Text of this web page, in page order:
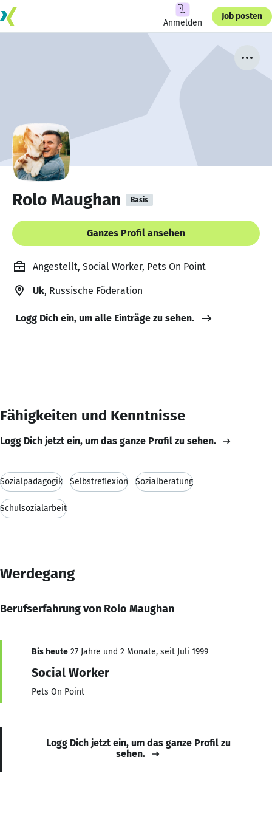
Anmelden
Job posten
Rolo Maughan Basis
Ganzes Profil ansehen
Angestellt, Social Worker, Pets On Point
Uk, Russische Föderation
Logg Dich ein, um alle Einträge zu sehen.
Fähigkeiten und Kenntnisse
Logg Dich jetzt ein, um das ganze Profil zu sehen.
Sozialpädagogik Selbstreflexion Sozialberatung
Schulsozialarbeit
Werdegang
Berufserfahrung von Rolo Maughan
Bis heute 27 Jahre und 2 Monate, seit Juli 1999
Social Worker
Pets On Point
Logg Dich jetzt ein, um das ganze Profil zu
sehen.